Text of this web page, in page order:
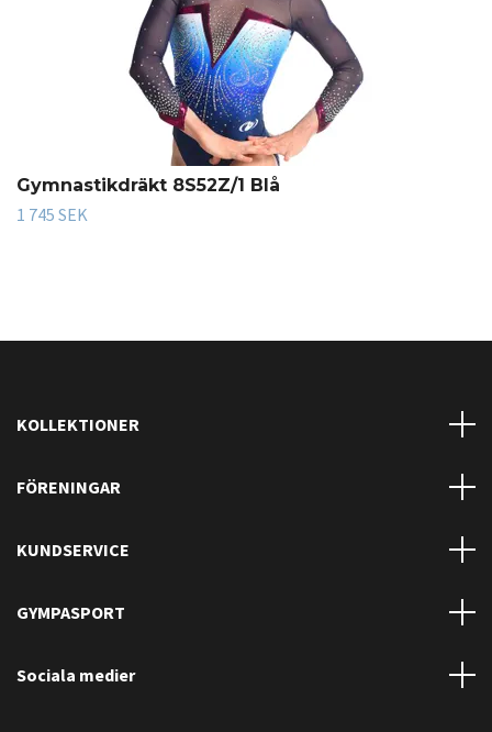
Gymnastikdräkt 8S52Z/1 Blå
1 745 SEK
KOLLEKTIONER
FÖRENINGAR
KUNDSERVICE
GYMPASPORT
Sociala medier